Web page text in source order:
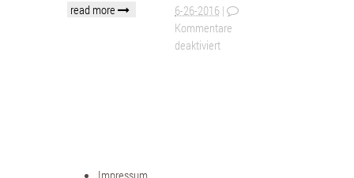
read more 6-26-2016 |
Kommentare
deaktiviert
Impressum